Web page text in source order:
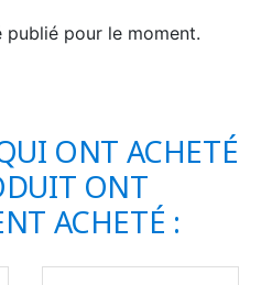
publié pour le moment.
ONT ACHETÉ
ONT
ACHETÉ :